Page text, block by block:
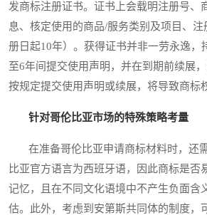
发商标注册证书。证书上会载明注册号、
息、核定使用的商品/服务类别及项目、
册日起10年）。获得证书并非一劳永逸，
至6年间提交使用声明，并在到期前续展
按规定提交使用声明或续展，将导致商标
针对哥伦比亚市场的特殊策略考量
在准备哥伦比亚申请商标材料时，还
比亚官方语言为西班牙语，因此商标是否
记忆，且在不同文化语境中不产生负面含
估。此外，考虑到安第斯共同体的制度，